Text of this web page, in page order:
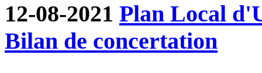
12-08-2021 Plan Local
Bilan de concertation